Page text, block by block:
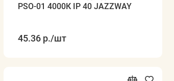
PSO-01 4000К IP 40 JAZZWAY
45.36 р./шт